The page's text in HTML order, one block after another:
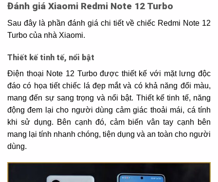
Đánh giá Xiaomi Redmi Note 12 Turbo
Sau đây là phần đánh giá chi tiết về chiếc Redmi Note 12
Turbo của nhà Xiaomi.
Thiết kế tinh tế, nổi bật
Điện thoại Note 12 Turbo được thiết kế với mặt lưng độc
đáo có họa tiết chiếc lá đẹp mắt và có khả năng đổi màu,
mang đến sự sang trọng và nổi bật. Thiết kế tinh tế, năng
động đem lại cho người dùng cảm giác thoải mái, cá tính
khi sử dụng. Bên cạnh đó, cảm biến vân tay cạnh bên
mang lại tính nhanh chóng, tiện dụng và an toàn cho người
dùng.